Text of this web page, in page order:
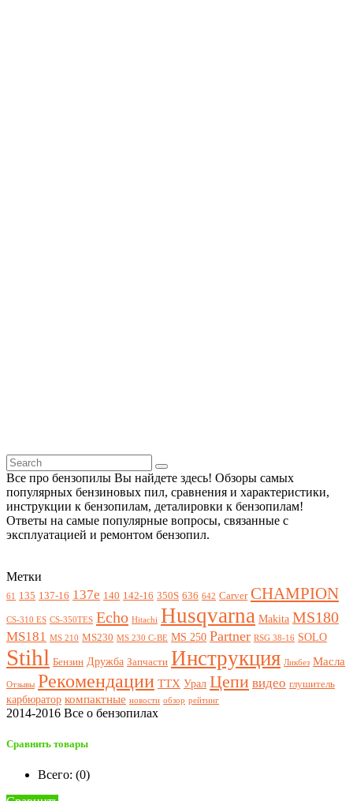
Все про бензопилы Вы найдете здесь! Обзоры самых
популярных бензиновых пил, сравнения и характеристики,
инструкции к бензопилам, деталировки к бензопилам!
Ответы на самые популярные вопросы, связанные с
эксплуатацией и ремонтом бензопил.
Метки
61 135 137-16 137e 140 142-16 350S 636 642 Carver CHAMPION
CS-310 ES CS-350TES Echo Hitachi Husqvarna Makita MS180
MS181 MS 210 MS230 MS 230 C-BE MS 250 Partner RSG 38-16 SOLO
Stihl Бензин Дружба Запчасти Инструкция Ликбез Масла
Отзывы Рекомендации ТТХ Урал Цепи видео глушитель
карбюратор компактные новости обзор рейтинг
2014-2016 Все о бензопилах
Сравнить товары
Всего: (0)